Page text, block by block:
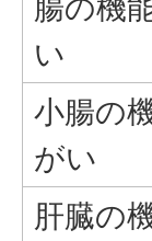
い
小腸の
がい
肝臓の